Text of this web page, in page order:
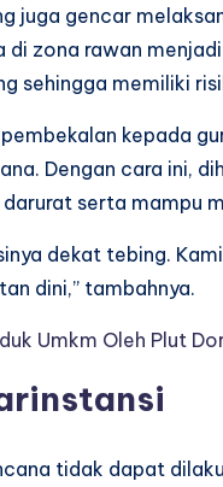
juga gencar
zona rawan
sehingga memiliki
kepada
Dengan cara ini,
serta mampu
dekat tebing.
dini,” tambahnya.
Umkm Oleh Plut
tidak dapat